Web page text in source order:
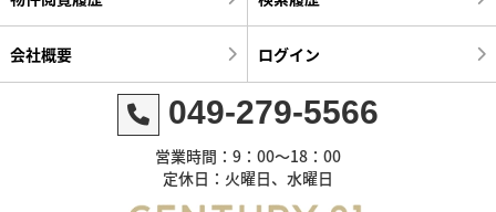
会社概要 ログイン
049-279-5566
営業時間：9：00～18：00
定休日：火曜日、水曜日